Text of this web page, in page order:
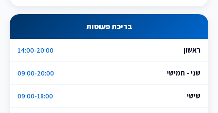
בריכת פעוטות
ראשון 14:00-20:00
שני - חמישי 09:00-20:00
שישי 09:00-18:00